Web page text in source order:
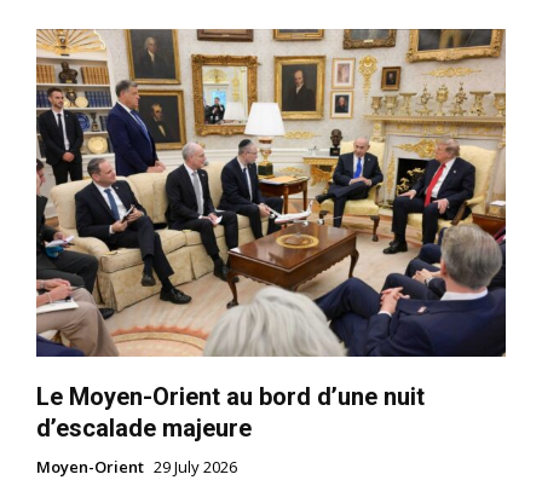
Le Moyen-Orient au bord d’une nuit
d’escalade majeure
Moyen-Orient 29 July 2026